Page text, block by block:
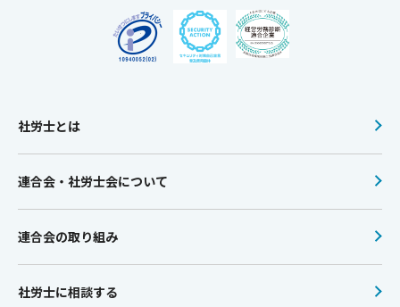
社労士とは
連合会・社労士会について
連合会の取り組み
社労士に相談する